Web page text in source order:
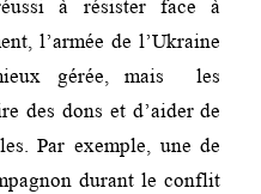
à résister face à
l’armée de l’Ukraine
gérée, mais les
des dons et d’aider de
Par exemple, une de
durant le conflit